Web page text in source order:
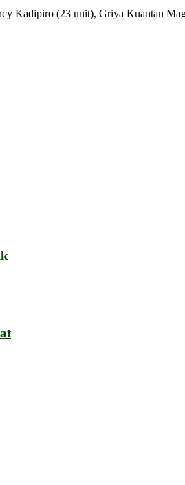
Kadipiro (23 unit), Griya Kuantan